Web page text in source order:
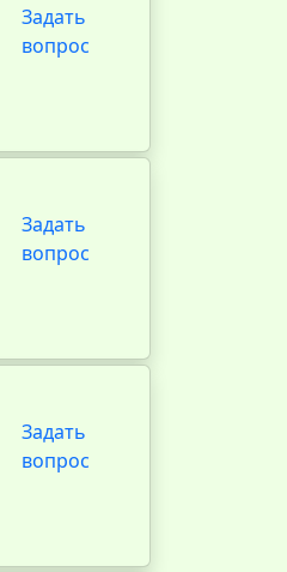
Задать
вопрос
Задать
вопрос
Задать
вопрос